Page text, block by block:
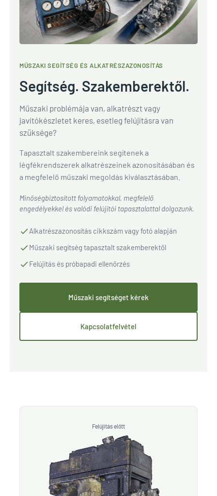
MŰSZAKI SEGÍTSÉG ÉS ALKATRÉSZAZONOSÍTÁS
Segítség. Szakemberektől.
Műszaki problémája van, alkatrészt vagy
javítókészletet keres, esetleg felújításra van
szüksége?
Tapasztalt szakembereink segítenek a
légfékrendszerek alkatrészeinek azonosításában és
a megfelelő műszaki megoldás kiválasztásában.
Minőségbiztosított folyamatokkal, megfelelő
engedélyekkel és valódi felújítói tapasztalattal dolgozunk.
Alkatrészazonosítás cikkszám vagy fotó alapján
Műszaki segítség tapasztalt szakemberektől
Felújítás és próbapadi ellenőrzés
Műszaki segítséget kérek
Kapcsolatfelvétel
Felújítás előtt